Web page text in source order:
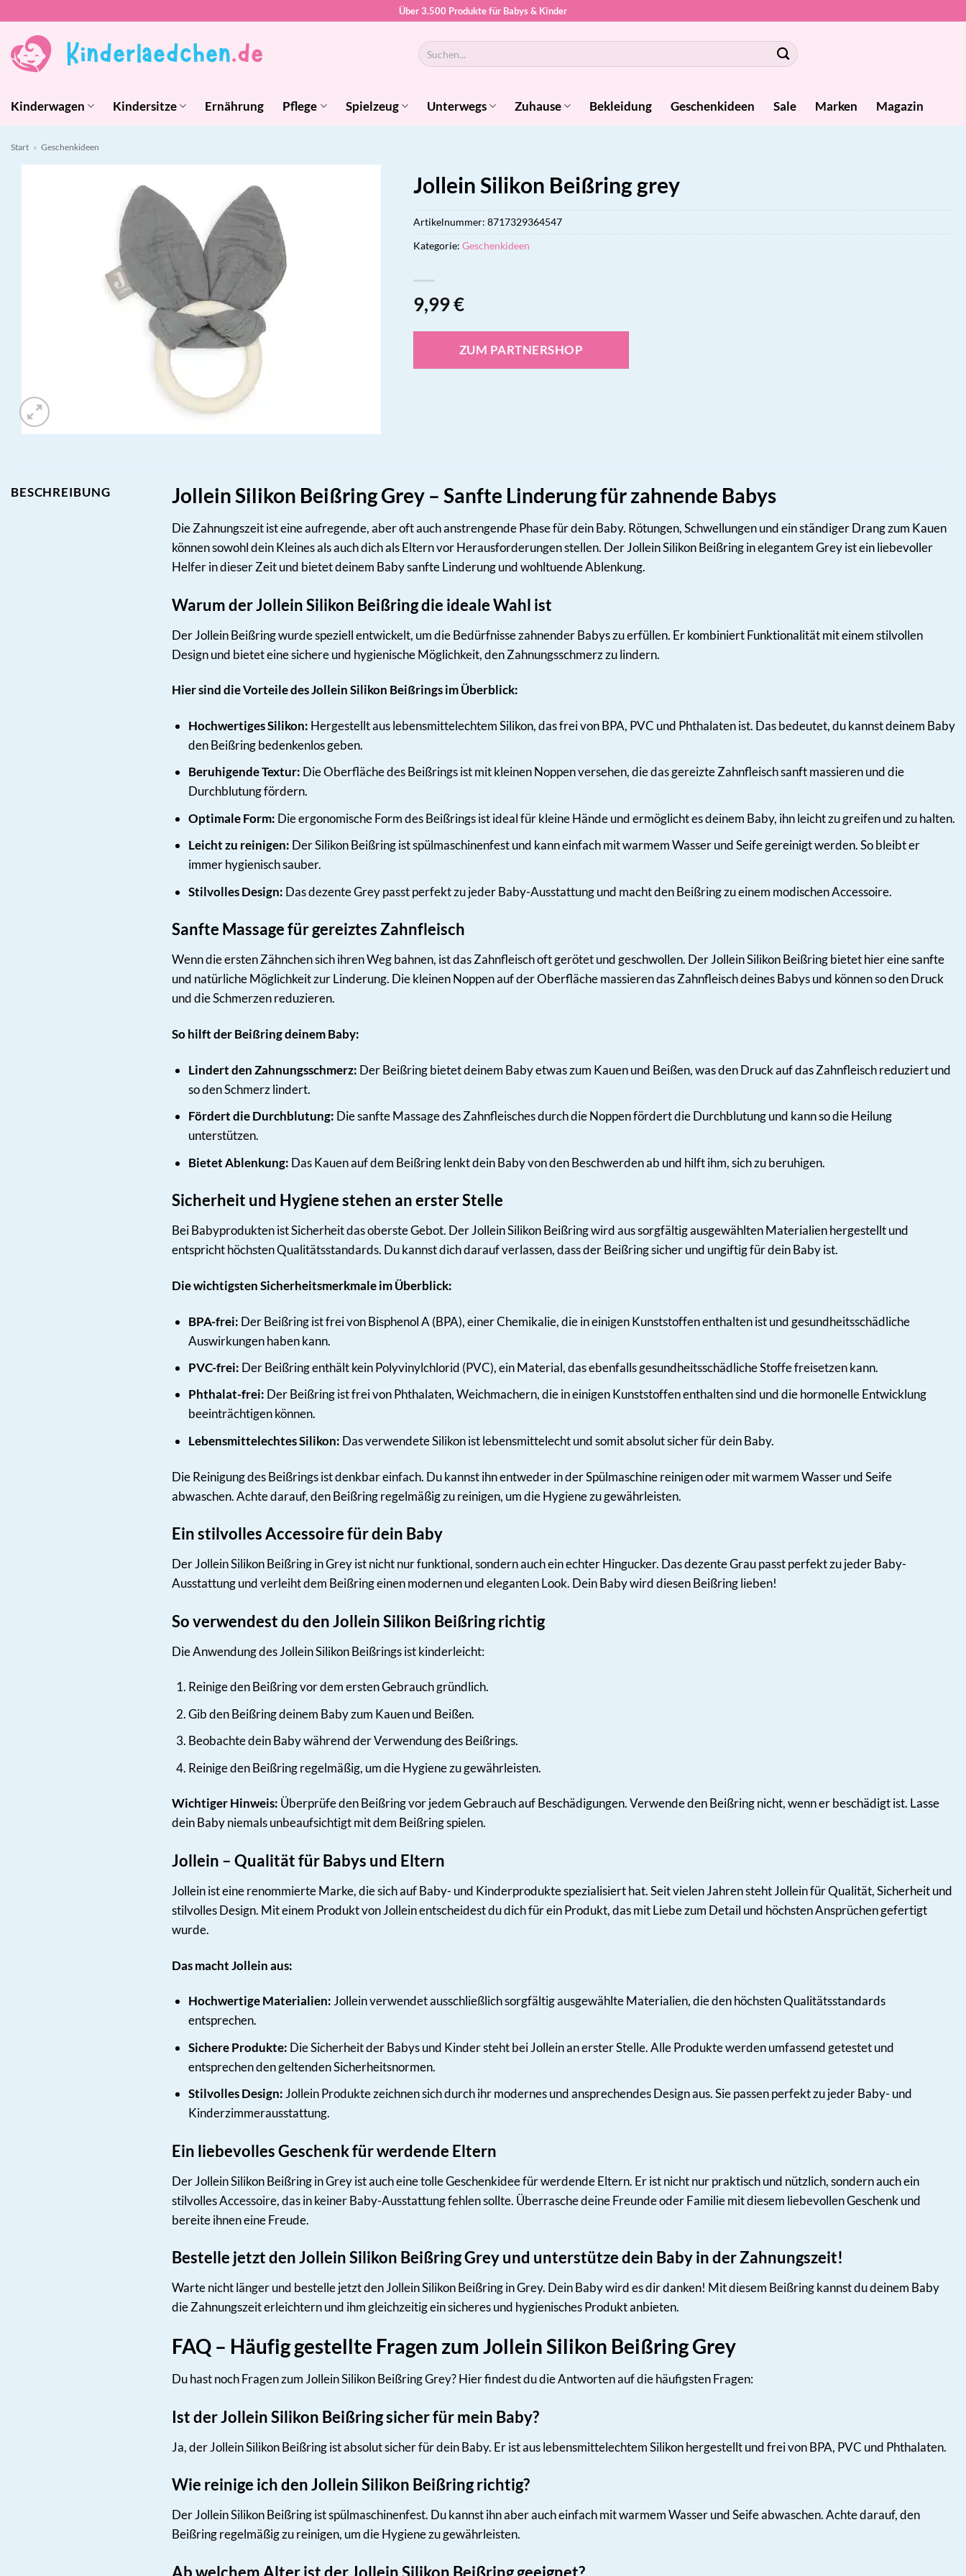
springen
Über 3.500 Produkte für Babys & Kinder
Suchen
nach:
Kinderwagen Kindersitze Ernährung Pflege Spielzeug Unterwegs Zuhause Bekleidung Geschenkideen Sale Marken Magazin
Start » Geschenkideen
Jollein Silikon Beißring grey
9,99€
ZUM PARTNERSHOP
Artikelnummer: 8717329364547
Kategorie: Geschenkideen
BESCHREIBUNG Jollein Silikon Beißring Grey – Sanfte Linderung für zahnende Babys
Die Zahnungszeit ist eine aufregende, aber oft auch anstrengende Phase für dein Baby. Rötungen, Schwellungen und ein ständiger Drang zum Kauen
können sowohl dein Kleines als auch dich als Eltern vor Herausforderungen stellen. Der Jollein Silikon Beißring in elegantem Grey ist ein liebevoller
Helfer in dieser Zeit und bietet deinem Baby sanfte Linderung und wohltuende Ablenkung.
Warum der Jollein Silikon Beißring die ideale Wahl ist
Der Jollein Beißring wurde speziell entwickelt, um die Bedürfnisse zahnender Babys zu erfüllen. Er kombiniert Funktionalität mit einem stilvollen
Design und bietet eine sichere und hygienische Möglichkeit, den Zahnungsschmerz zu lindern.
Hier sind die Vorteile des Jollein Silikon Beißrings im Überblick:
Hochwertiges Silikon: Hergestellt aus lebensmittelechtem Silikon, das frei von BPA, PVC und Phthalaten ist. Das bedeutet, du kannst deinem Baby
den Beißring bedenkenlos geben.
Beruhigende Textur: Die Oberfläche des Beißrings ist mit kleinen Noppen versehen, die das gereizte Zahnfleisch sanft massieren und die
Durchblutung fördern.
Optimale Form: Die ergonomische Form des Beißrings ist ideal für kleine Hände und ermöglicht es deinem Baby, ihn leicht zu greifen und zu halten.
Leicht zu reinigen: Der Silikon Beißring ist spülmaschinenfest und kann einfach mit warmem Wasser und Seife gereinigt werden. So bleibt er
immer hygienisch sauber.
Stilvolles Design: Das dezente Grey passt perfekt zu jeder Baby-Ausstattung und macht den Beißring zu einem modischen Accessoire.
Sanfte Massage für gereiztes Zahnfleisch
Wenn die ersten Zähnchen sich ihren Weg bahnen, ist das Zahnfleisch oft gerötet und geschwollen. Der Jollein Silikon Beißring bietet hier eine sanfte
und natürliche Möglichkeit zur Linderung. Die kleinen Noppen auf der Oberfläche massieren das Zahnfleisch deines Babys und können so den Druck
und die Schmerzen reduzieren.
So hilft der Beißring deinem Baby:
Lindert den Zahnungsschmerz: Der Beißring bietet deinem Baby etwas zum Kauen und Beißen, was den Druck auf das Zahnfleisch reduziert und
so den Schmerz lindert.
Fördert die Durchblutung: Die sanfte Massage des Zahnfleisches durch die Noppen fördert die Durchblutung und kann so die Heilung
unterstützen.
Bietet Ablenkung: Das Kauen auf dem Beißring lenkt dein Baby von den Beschwerden ab und hilft ihm, sich zu beruhigen.
Sicherheit und Hygiene stehen an erster Stelle
Bei Babyprodukten ist Sicherheit das oberste Gebot. Der Jollein Silikon Beißring wird aus sorgfältig ausgewählten Materialien hergestellt und
entspricht höchsten Qualitätsstandards. Du kannst dich darauf verlassen, dass der Beißring sicher und ungiftig für dein Baby ist.
Die wichtigsten Sicherheitsmerkmale im Überblick:
BPA-frei: Der Beißring ist frei von Bisphenol A (BPA), einer Chemikalie, die in einigen Kunststoffen enthalten ist und gesundheitsschädliche
Auswirkungen haben kann.
PVC-frei: Der Beißring enthält kein Polyvinylchlorid (PVC), ein Material, das ebenfalls gesundheitsschädliche Stoffe freisetzen kann.
Phthalat-frei: Der Beißring ist frei von Phthalaten, Weichmachern, die in einigen Kunststoffen enthalten sind und die hormonelle Entwicklung
beeinträchtigen können.
Lebensmittelechtes Silikon: Das verwendete Silikon ist lebensmittelecht und somit absolut sicher für dein Baby.
Die Reinigung des Beißrings ist denkbar einfach. Du kannst ihn entweder in der Spülmaschine reinigen oder mit warmem Wasser und Seife
abwaschen. Achte darauf, den Beißring regelmäßig zu reinigen, um die Hygiene zu gewährleisten.
Ein stilvolles Accessoire für dein Baby
Der Jollein Silikon Beißring in Grey ist nicht nur funktional, sondern auch ein echter Hingucker. Das dezente Grau passt perfekt zu jeder Baby-
Ausstattung und verleiht dem Beißring einen modernen und eleganten Look. Dein Baby wird diesen Beißring lieben!
So verwendest du den Jollein Silikon Beißring richtig
Die Anwendung des Jollein Silikon Beißrings ist kinderleicht:
Reinige den Beißring vor dem ersten Gebrauch gründlich.
Gib den Beißring deinem Baby zum Kauen und Beißen.
Beobachte dein Baby während der Verwendung des Beißrings.
Reinige den Beißring regelmäßig, um die Hygiene zu gewährleisten.
Wichtiger Hinweis: Überprüfe den Beißring vor jedem Gebrauch auf Beschädigungen. Verwende den Beißring nicht, wenn er beschädigt ist. Lasse
dein Baby niemals unbeaufsichtigt mit dem Beißring spielen.
Jollein – Qualität für Babys und Eltern
Jollein ist eine renommierte Marke, die sich auf Baby- und Kinderprodukte spezialisiert hat. Seit vielen Jahren steht Jollein für Qualität, Sicherheit und
stilvolles Design. Mit einem Produkt von Jollein entscheidest du dich für ein Produkt, das mit Liebe zum Detail und höchsten Ansprüchen gefertigt
wurde.
Das macht Jollein aus:
Hochwertige Materialien:Jollein verwendet ausschließlich sorgfältig ausgewählte Materialien, die den höchsten Qualitätsstandards
entsprechen.
Sichere Produkte: Die Sicherheit der Babys und Kinder steht bei Jollein an erster Stelle. Alle Produkte werden umfassend getestet und
entsprechen den geltenden Sicherheitsnormen.
Stilvolles Design:Jollein Produkte zeichnen sich durch ihr modernes und ansprechendes Design aus. Sie passen perfekt zu jeder Baby- und
Kinderzimmerausstattung.
Ein liebevolles Geschenk für werdende Eltern
Der Jollein Silikon Beißring in Grey ist auch eine tolle Geschenkidee für werdende Eltern. Er ist nicht nur praktisch und nützlich, sondern auch ein
stilvolles Accessoire, das in keiner Baby-Ausstattung fehlen sollte. Überrasche deine Freunde oder Familie mit diesem liebevollen Geschenk und
bereite ihnen eine Freude.
Bestelle jetzt den Jollein Silikon Beißring Grey und unterstütze dein Baby in der Zahnungszeit!
Warte nicht länger und bestelle jetzt den Jollein Silikon Beißring in Grey. Dein Baby wird es dir danken! Mit diesem Beißring kannst du deinem Baby
die Zahnungszeit erleichtern und ihm gleichzeitig ein sicheres und hygienisches Produkt anbieten.
FAQ – Häufig gestellte Fragen zum Jollein Silikon Beißring Grey
Du hast noch Fragen zum Jollein Silikon Beißring Grey? Hier findest du die Antworten auf die häufigsten Fragen:
Ist der Jollein Silikon Beißring sicher für mein Baby?
Ja, der Jollein Silikon Beißring ist absolut sicher für dein Baby. Er ist aus lebensmittelechtem Silikon hergestellt und frei von BPA, PVC und Phthalaten.
Wie reinige ich den Jollein Silikon Beißring richtig?
Der Jollein Silikon Beißring ist spülmaschinenfest. Du kannst ihn aber auch einfach mit warmem Wasser und Seife abwaschen. Achte darauf, den
Beißring regelmäßig zu reinigen, um die Hygiene zu gewährleisten.
Ab welchem Alter ist der Jollein Silikon Beißring geeignet?